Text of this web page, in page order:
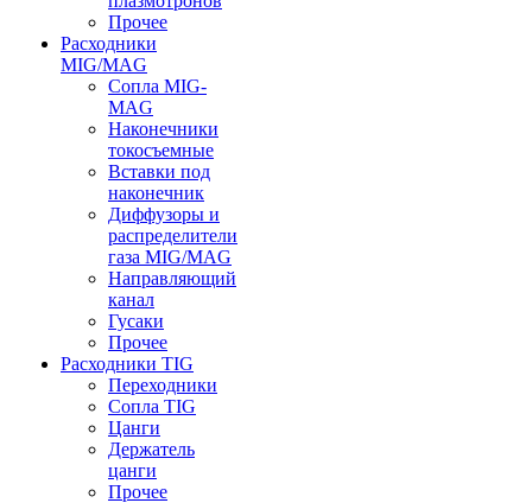
Прочее
Расходники
MIG/MAG
Сопла MIG-
MAG
Наконечники
токосъемные
Вставки под
наконечник
Диффузоры и
распределители
газа MIG/MAG
Направляющий
канал
Гусаки
Прочее
Расходники TIG
Переходники
Сопла TIG
Цанги
Держатель
цанги
Прочее